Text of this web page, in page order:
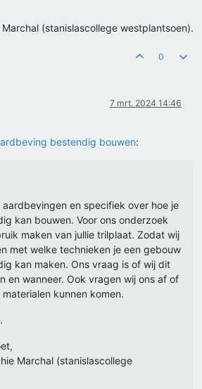
(stanislascollege westplantsoen).
0
7 mrt. 2024 14:46
bestendig bouwen:
aardbevingen en specifiek over hoe je
kan bouwen. Voor ons onderzoek
maken van jullie trilplaat. Zodat wij
met welke technieken je een gebouw
kan maken. Ons vraag is of wij dit
en wanneer. Ook vragen wij ons af of
kunnen komen.
Marchal (stanislascollege